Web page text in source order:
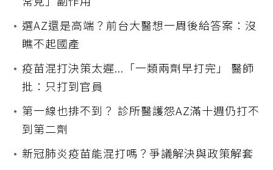
• 選AZ還是高端？前台大醫想一周後給答案：沒
瞧不起國產
• 疫苗混打決策太遲...「一類兩劑早打完」 醫師
批：只打到官員
• 第一線也排不到？ 診所醫護怨AZ滿十週仍打不
到第二劑
• 新冠肺炎疫苗能混打嗎？爭議解決與政策解套